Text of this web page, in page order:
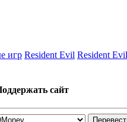
игр Resident Evil Resident
сайт